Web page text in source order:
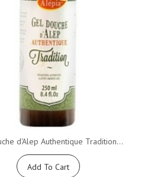
d'Alep Authentique Tradition...
Add To Cart